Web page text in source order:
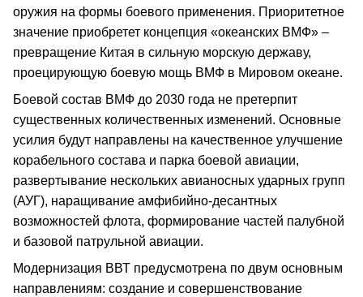
оружия на формы боевого применения. Приоритетное
значение приобретет концепция «океанских ВМФ» –
превращение Китая в сильную морскую державу,
проецирующую боевую мощь ВМФ в Мировом океане.
Боевой состав ВМФ до 2030 года не претерпит
существенных количественных изменений. Основные
усилия будут направлены на качественное улучшение
корабельного состава и парка боевой авиации,
развертывание нескольких авианосных ударных групп
(АУГ), наращивание амфибийно-десантных
возможностей флота, формирование частей палубной
и базовой патрульной авиации.
Модернизация ВВТ предусмотрена по двум основным
направлениям: создание и совершенствование